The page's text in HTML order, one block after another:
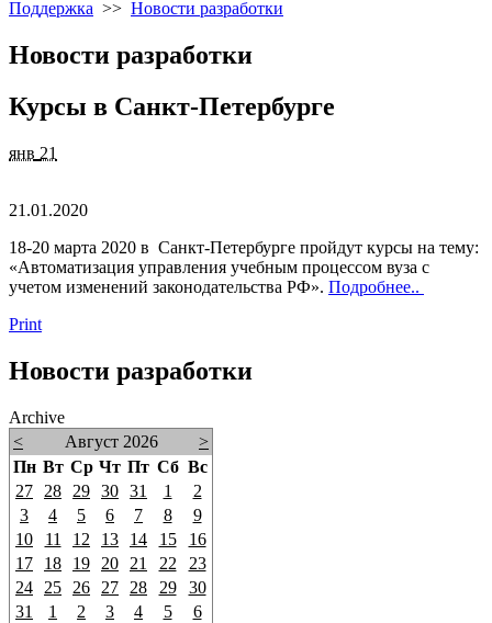
Поддержка >> Новости разработки
Новости разработки
Курсы в Санкт-Петербурге
янв 21
21.01.2020
18-20 марта 2020 в Санкт-Петербурге пройдут курсы на тему:
«Автоматизация управления учебным процессом вуза с
учетом изменений законодательства РФ». Подробнее..
Print
Новости разработки
Archive
<
Август 2026
>
Пн Вт Ср Чт Пт Сб Вс
27
28 29 30 31 1
2
3
4 5 6 7 8
9
10
11 12 13 14 15
16
17
18 19 20 21 22
23
24
25 26 27 28 29
30
31
1 2 3 4 5
6